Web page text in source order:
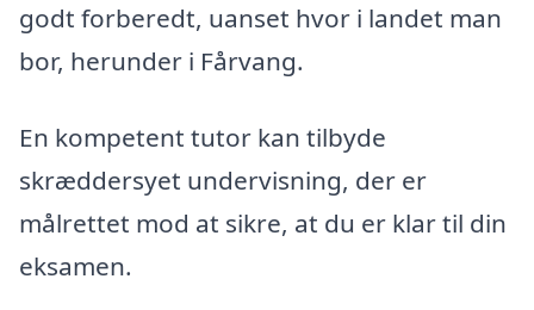
godt forberedt, uanset hvor i landet man
bor, herunder i Fårvang.
En kompetent tutor kan tilbyde
skræddersyet undervisning, der er
målrettet mod at sikre, at du er klar til din
eksamen.